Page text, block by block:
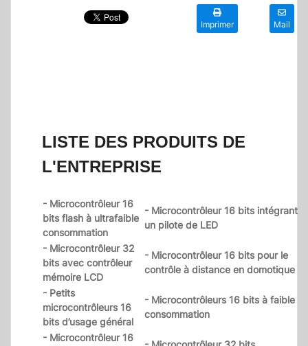
Imprimer Mail
LISTE DES PRODUITS DE
L'ENTREPRISE
- Microcontrôleur 16
bits flash à ultrafaible
consommation
- Microcontrôleur 16 bits intégrant
un pilote de LED
- Microcontrôleur 32
bits avec contrôleur
mémoire LCD
- Microcontrôleur 16 bits pour le
contrôle à distance en domotique
- Petits
microcontrôleurs 16
bits d’usage général
- Microcontrôleurs 16 bits à faible
consommation
- Microcontrôleur 16